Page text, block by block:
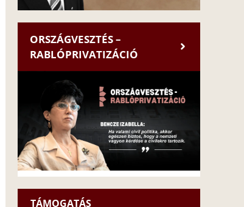
ORSZÁGVESZTÉS –
RABLÓPRIVATIZÁCIÓ
TÁMOGATÁS